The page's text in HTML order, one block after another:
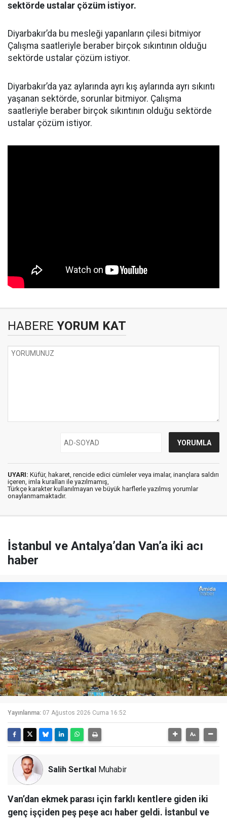
sektörde ustalar çözüm istiyor.
Diyarbakır’da bu mesleği yapanların çilesi bitmiyor
Çalışma saatleriyle beraber birçok sıkıntının olduğu
sektörde ustalar çözüm istiyor.
Diyarbakır’da yaz aylarında ayrı kış aylarında ayrı sıkıntı
yaşanan sektörde, sorunlar bitmiyor. Çalışma
saatleriyle beraber birçok sıkıntının olduğu sektörde
ustalar çözüm istiyor.
HABERE YORUM KAT
UYARI: Küfür, hakaret, rencide edici cümleler veya imalar, inançlara saldırı
içeren, imla kuralları ile yazılmamış,
Türkçe karakter kullanılmayan ve büyük harflerle yazılmış yorumlar
onaylanmamaktadır.
İstanbul ve Antalya’dan Van’a iki acı
haber
Yayınlanma: 07 Ağustos 2026 Cuma 16:52
Salih Sertkal Muhabir
Van’dan ekmek parası için farklı kentlere giden iki
genç işçiden peş peşe acı haber geldi. İstanbul ve